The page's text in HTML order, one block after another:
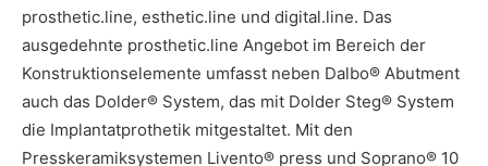
prosthetic.line, esthetic.line und digital.line. Das
ausgedehnte prosthetic.line Angebot im Bereich der
Konstruktionselemente umfasst neben Dalbo® Abutment
auch das Dolder® System, das mit Dolder Steg® System
die Implantatprothetik mitgestaltet. Mit den
Presskeramiksystemen Livento® press und Soprano® 10